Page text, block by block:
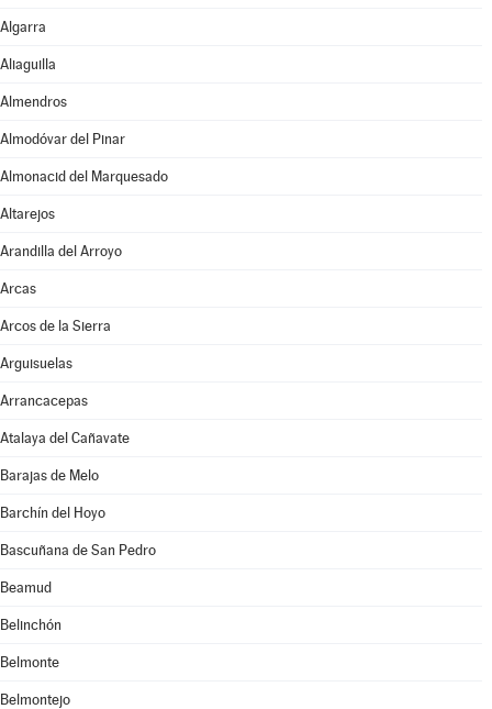
Algarra
Aliaguilla
Almendros
Almodóvar del Pinar
Almonacid del Marquesado
Altarejos
Arandilla del Arroyo
Arcas
Arcos de la Sierra
Arguisuelas
Arrancacepas
Atalaya del Cañavate
Barajas de Melo
Barchín del Hoyo
Bascuñana de San Pedro
Beamud
Belinchón
Belmonte
Belmontejo